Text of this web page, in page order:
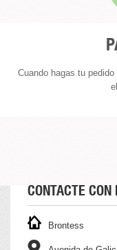
Cuando hagas tu
CONTACTE CON
Brontess